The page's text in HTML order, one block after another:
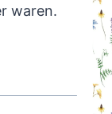
waren.